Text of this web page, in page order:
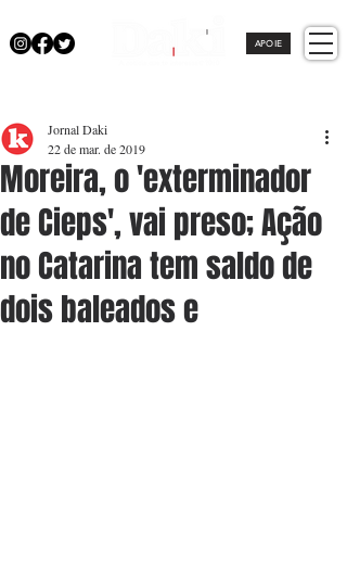
APOIE
Moreira, o 'exterminador
de Cieps', vai preso; Ação
no Catarina tem saldo de
dois baleados e
Jornal Daki
22 de mar. de 2019